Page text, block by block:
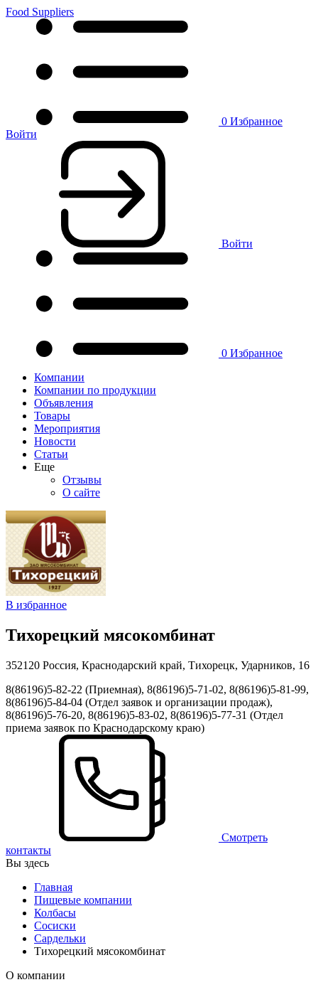
Food Suppliers
0 Избранное
Войти
Войти
0 Избранное
Компании
Компании по продукции
Объявления
Товары
Мероприятия
Новости
Статьи
Еще
Отзывы
О сайте
В избранное
Тихорецкий мясокомбинат
352120 Россия, Краснодарский край, Тихорецк, Ударников, 16
8(86196)5-82-22 (Приемная), 8(86196)5-71-02, 8(86196)5-81-99,
8(86196)5-84-04 (Отдел заявок и организации продаж),
8(86196)5-76-20, 8(86196)5-83-02, 8(86196)5-77-31 (Отдел
приема заявок по Краснодарскому краю)
Смотреть
контакты
Вы здесь
Главная
Пищевые компании
Колбасы
Сосиски
Сардельки
Тихорецкий мясокомбинат
О компании